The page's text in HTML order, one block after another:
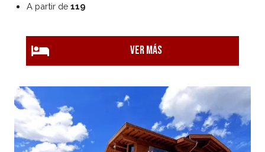
A partir de 119
Ver más